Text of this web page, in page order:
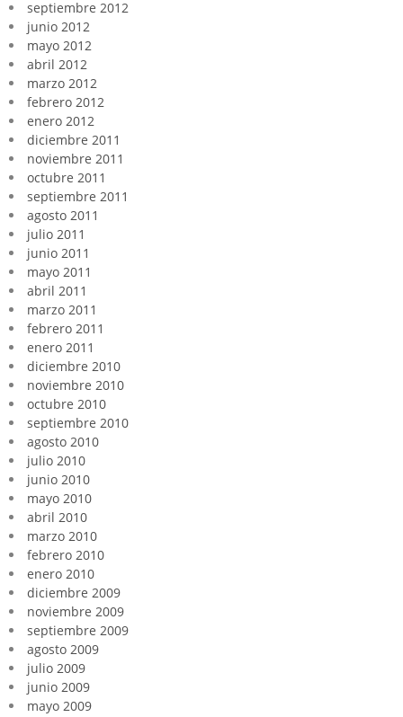
septiembre 2012
junio 2012
mayo 2012
abril 2012
marzo 2012
febrero 2012
enero 2012
diciembre 2011
noviembre 2011
octubre 2011
septiembre 2011
agosto 2011
julio 2011
junio 2011
mayo 2011
abril 2011
marzo 2011
febrero 2011
enero 2011
diciembre 2010
noviembre 2010
octubre 2010
septiembre 2010
agosto 2010
julio 2010
junio 2010
mayo 2010
abril 2010
marzo 2010
febrero 2010
enero 2010
diciembre 2009
noviembre 2009
septiembre 2009
agosto 2009
julio 2009
junio 2009
mayo 2009